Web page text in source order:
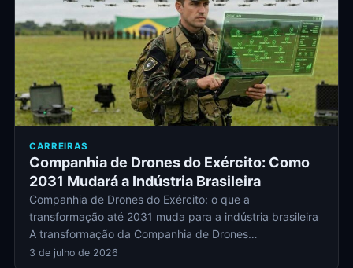
CARREIRAS
Companhia de Drones do Exército: Como
2031 Mudará a Indústria Brasileira
Companhia de Drones do Exército: o que a
transformação até 2031 muda para a indústria brasileira
A transformação da Companhia de Drones…
3 de julho de 2026